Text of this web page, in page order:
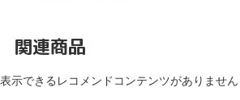
関連商品
表示できるレコメンドコンテンツがありません